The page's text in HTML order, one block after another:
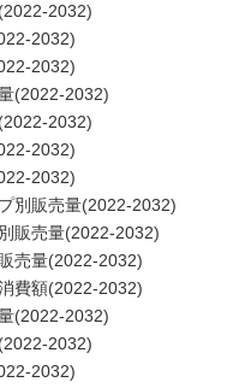
2032)
2032)
2032)
(2022-2032)
2032)
2032)
2032)
別販売量(2022-2032)
販売量(2022-2032)
売量(2022-2032)
費額(2022-2032)
(2022-2032)
2032)
2032)